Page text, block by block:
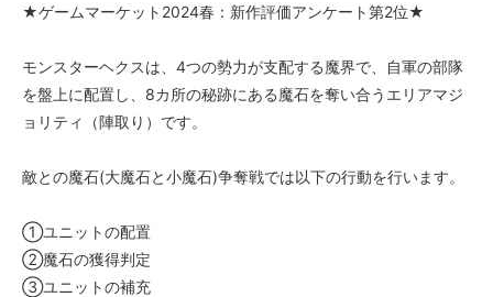
★ゲームマーケット2024春：新作評価アンケート第2位★
モンスターヘクスは、4つの勢力が支配する魔界で、自軍の部隊
を盤上に配置し、8カ所の秘跡にある魔石を奪い合うエリアマジ
ョリティ（陣取り）です。
敵との魔石(大魔石と小魔石)争奪戦では以下の行動を行います。
①ユニットの配置
②魔石の獲得判定
③ユニットの補充